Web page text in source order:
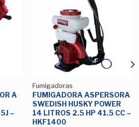
a la
de
A
–
Fumigadoras
FUMIGADORA ASPERSORA
SWEDISH HUSKY POWER
14 LITROS 2.5 HP 41.5 CC –
HKF1400